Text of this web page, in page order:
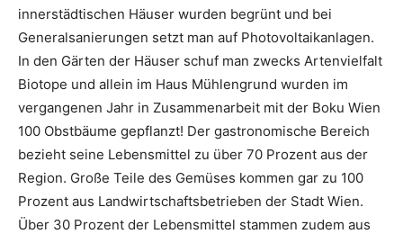
innerstädtischen Häuser wurden begrünt und bei
Generalsanierungen setzt man auf Photovoltaikanlagen.
In den Gärten der Häuser schuf man zwecks Artenvielfalt
Biotope und allein im Haus Mühlengrund wurden im
vergangenen Jahr in Zusammenarbeit mit der Boku Wien
100 Obstbäume gepflanzt! Der gastronomische Bereich
bezieht seine Lebensmittel zu über 70 Prozent aus der
Region. Große Teile des Gemüses kommen gar zu 100
Prozent aus Landwirtschaftsbetrieben der Stadt Wien.
Über 30 Prozent der Lebensmittel stammen zudem aus